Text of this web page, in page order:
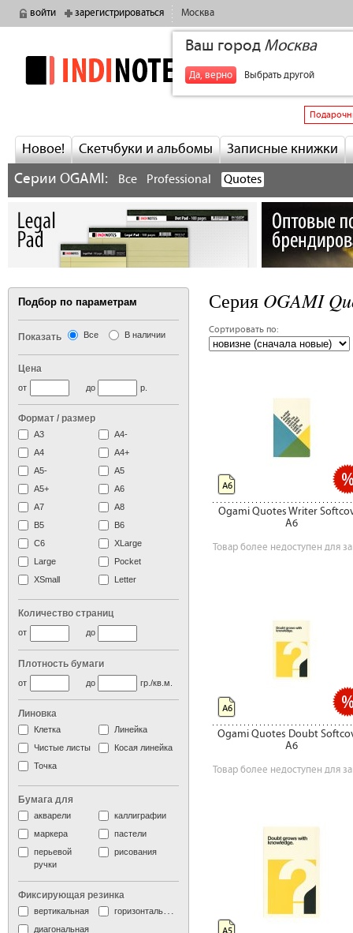
войти зарегистрироваться Москва
Ваш город Москва
Да, верно Выбрать другой
indinotes
Новое! Скетчбуки и альбомы Записные книжки
Серии OGAMI: Все Professional Quotes
Серия OGAMI
Сортировать по:
Ogami Quotes Writer
A6
Товар более недоступен для
А6
Ogami Quotes Doubt
A6
Товар более недоступен для
А6
Подбор по параметрам
Показать Все В наличии
Цена
до
от р.
Формат / размер
А3
А4-
А4
A4+
А5-
А5
A5+
А6
А7
A8
B5
B6
C6
XLarge
Large
Pocket
XSmall
Letter
Количество страниц
до
от
Плотность бумаги
до
от гр./кв.м.
Линовка
Клетка
Линейка
Чистые листы
Косая линейка
Точка
Бумага для
акварели
каллиграфии
маркера
пастели
перьевой
ручки
рисования
Фиксирующая резинка
вертикальная
горизонтальная
диагональная